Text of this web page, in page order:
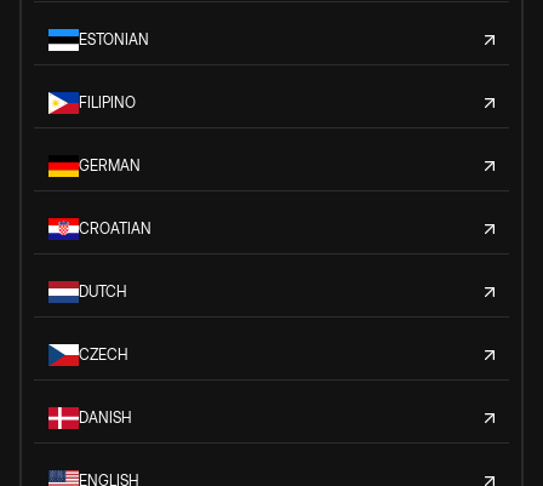
ESTONIAN
FILIPINO
GERMAN
CROATIAN
DUTCH
CZECH
DANISH
ENGLISH